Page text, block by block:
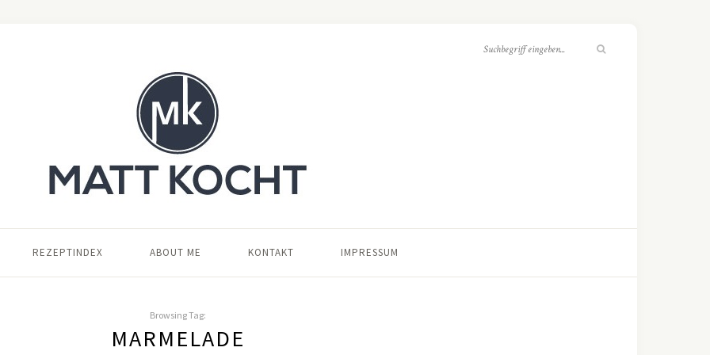
REZEPTINDEX ABOUT ME KONTAKT IMPRESSUM
Browsing Tag:
MARMELADE